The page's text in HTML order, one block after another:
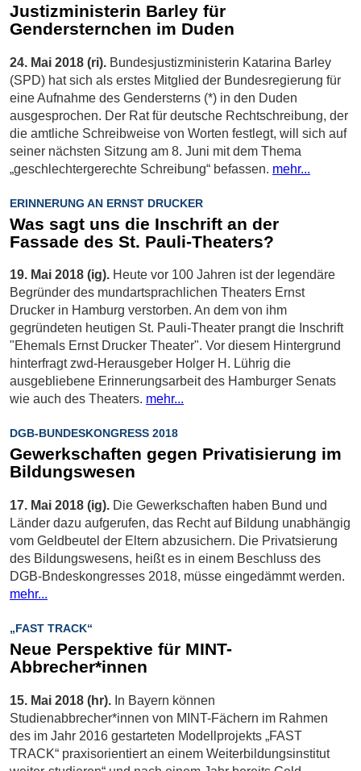
Justizministerin Barley für
Gendersternchen im Duden
24. Mai 2018 (ri). Bundesjustizministerin Katarina Barley
(SPD) hat sich als erstes Mitglied der Bundesregierung für
eine Aufnahme des Gendersterns (*) in den Duden
ausgesprochen. Der Rat für deutsche Rechtschreibung, der
die amtliche Schreibweise von Worten festlegt, will sich auf
seiner nächsten Sitzung am 8. Juni mit dem Thema
„geschlechtergerechte Schreibung“ befassen. mehr...
ERINNERUNG AN ERNST DRUCKER
Was sagt uns die Inschrift an der
Fassade des St. Pauli-Theaters?
19. Mai 2018 (ig). Heute vor 100 Jahren ist der legendäre
Begründer des mundartsprachlichen Theaters Ernst
Drucker in Hamburg verstorben. An dem von ihm
gegründeten heutigen St. Pauli-Theater prangt die Inschrift
"Ehemals Ernst Drucker Theater". Vor diesem Hintergrund
hinterfragt zwd-Herausgeber Holger H. Lührig die
ausgebliebene Erinnerungsarbeit des Hamburger Senats
wie auch des Theaters. mehr...
DGB-BUNDESKONGRESS 2018
Gewerkschaften gegen Privatisierung im
Bildungswesen
17. Mai 2018 (ig). Die Gewerkschaften haben Bund und
Länder dazu aufgerufen, das Recht auf Bildung unabhängig
vom Geldbeutel der Eltern abzusichern. Die Privatsierung
des Bildungswesens, heißt es in einem Beschluss des
DGB-Bndeskongresses 2018, müsse eingedämmt werden.
mehr...
„FAST TRACK“
Neue Perspektive für MINT-
Abbrecher*innen
15. Mai 2018 (hr). In Bayern können
Studienabbrecher*innen von MINT-Fächern im Rahmen
des im Jahr 2016 gestarteten Modellprojekts „FAST
TRACK“ praxisorientiert an einem Weiterbildungsinstitut